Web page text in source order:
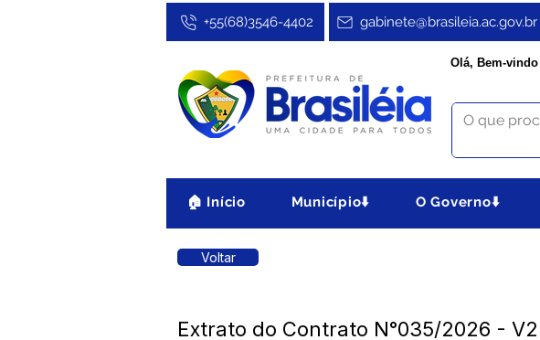
gabinete@brasileia.ac.gov.br
+55(68)3546-4402
Olá, Bem-
🏠 Início Município⬇️ O Governo⬇️
Voltar
Extrato do Contrato N°035/2026 -